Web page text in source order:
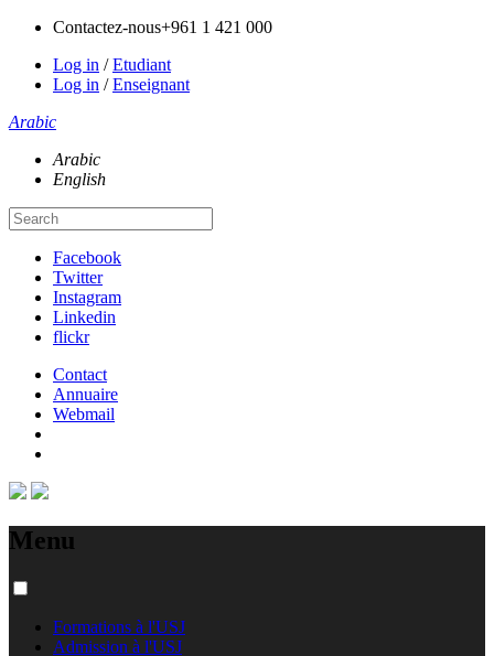
Contactez-nous+961 1 421 000
Log in /Etudiant
Log in /Enseignant
Arabic
Arabic
English
Facebook
Twitter
Instagram
Linkedin
flickr
Contact
Annuaire
Webmail
Menu
Formations à l'USJ
Admission à l'USJ